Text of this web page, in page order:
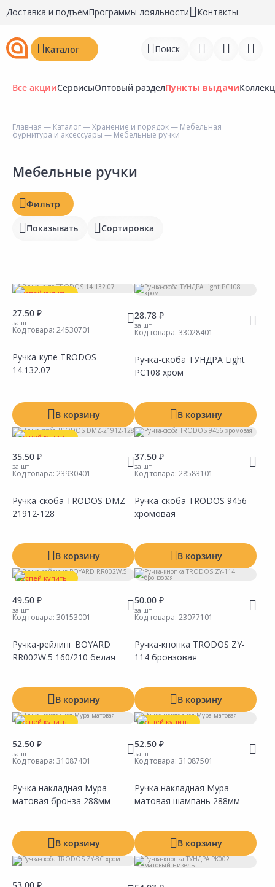
Доставка и подъемПрограммы лояльности Контакты
Каталог Поиск
Регистрация
Все акцииСервисыОптовый разделПункты выдачи
Главная — Каталог—Хранение и порядок— Мебельная
фурнитура и аксессуары — Мебельные ручки
Мебельные ручки
Цена, ₽
Наличие на складах
Статус
Отзывы
Тип
Вид ручки
Цветовая палитра
Показать все
Фильтр
Показывать Сортировка
Успей купить!
27.50 ₽
за шт
Код товара: 24530701
Ручка-купе TRODOS
14.132.07
В корзину
28.78 ₽
за шт
Код товара: 33028401
Ручка-скоба ТУНДРА Light
РС108 хром
В корзину
Успей купить!
35.50 ₽
за шт
Код товара: 23930401
Ручка-скоба TRODOS DMZ-
21912-128
В корзину
37.50 ₽
за шт
Код товара: 28583101
Ручка-скоба TRODOS 9456
хромовая
В корзину
Успей купить!
49.50 ₽
за шт
Код товара: 30153001
Ручка-рейлинг BOYARD
RR002W.5 160/210 белая
В корзину
50.00 ₽
за шт
Код товара: 23077101
Ручка-кнопка TRODOS ZY-
114 бронзовая
В корзину
Успей купить!
52.50 ₽
за шт
Код товара: 31087401
Ручка накладная Мура
матовая бронза 288мм
В корзину
Успей купить!
52.50 ₽
за шт
Код товара: 31087501
Ручка накладная Мура
матовая шампань 288мм
В корзину